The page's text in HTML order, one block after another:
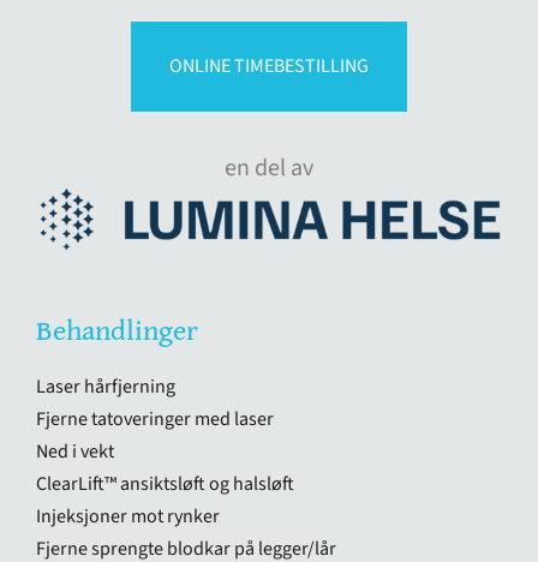
ONLINE TIMEBESTILLING
en del av
Behandlinger
Laser hårfjerning
Fjerne tatoveringer med laser
Ned i vekt
ClearLift™ ansiktsløft og halsløft
Injeksjoner mot rynker
Fjerne sprengte blodkar på legger/lår